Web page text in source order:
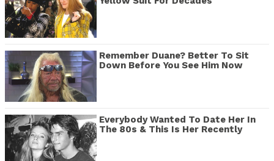
Remember Duane? Better To Sit
Down Before You See Him Now
Everybody Wanted To Date Her In
The 80s & This Is Her Recently